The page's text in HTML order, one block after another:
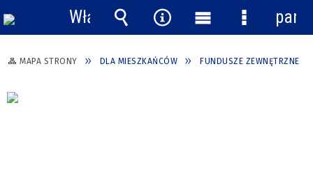
MAPA STRONY DLA MIESZKAŃCÓW FUNDUSZE ZEWNĘTRZNE
Włącz
powiadomienia
Wyszukiwarka
Narzędzia
Menu
główne
Menu
panel